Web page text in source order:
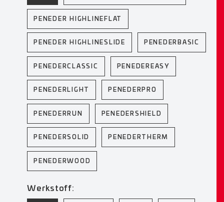
PENEDER HIGHLINEFLAT
PENEDER HIGHLINESLIDE PENEDERBASIC
PENEDERCLASSIC PENEDEREASY
PENEDERLIGHT PENEDERPRO
PENEDERRUN PENEDERSHIELD
PENEDERSOLID PENEDERTHERM
PENEDERWOOD
Werkstoff: